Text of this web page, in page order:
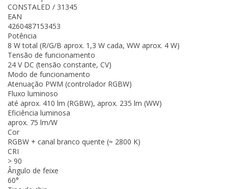
CONSTALED / 31345
EAN
4260487153453
Potência
8 W total (R/G/B aprox. 1,3 W cada, WW aprox. 4 W)
Tensão de funcionamento
24 V DC (tensão constante, CV)
Modo de funcionamento
Atenuação PWM (controlador RGBW)
Fluxo luminoso
até aprox. 410 lm (RGBW), aprox. 235 lm (WW)
Eficiência luminosa
aprox. 75 lm/W
Cor
RGBW + canal branco quente (≈ 2800 K)
CRI
> 90
Ângulo de feixe
60°